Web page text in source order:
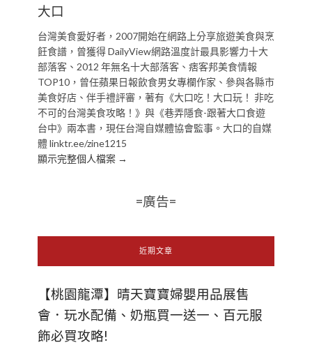
大口
台灣美食愛好者，2007開始在網路上分享旅遊美食與烹
飪食譜，曾獲得 DailyView網路溫度計最具影響力十大
部落客、2012 年無名十大部落客、痞客邦美食情報
TOP10，曾任蘋果日報飲食男女專欄作家、參與各縣市
美食好店、伴手禮評審，著有《大口吃！大口玩！ 非吃
不可的台灣美食攻略！》與《巷弄隱食-跟著大口食遊
台中》兩本書，現任台灣自媒體協會監事。大口的自媒
體 linktr.ee/zine1215
顯示完整個人檔案 →
=廣告=
近期文章
【桃園龍潭】晴天寶寶婦嬰用品展售
會．玩水配備、奶瓶買一送一、百元服
飾必買攻略!